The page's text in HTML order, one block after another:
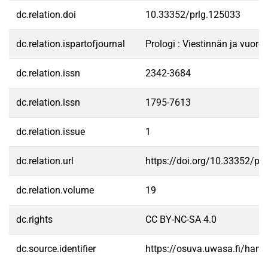
dc.relation.doi 10.33352/prlg.125033
dc.relation.ispartofjournal Prologi : Viestinnän ja
dc.relation.issn 2342-3684
dc.relation.issn 1795-7613
dc.relation.issue 1
dc.relation.url https://doi.org/10.33352/
dc.relation.volume 19
dc.rights CC BY-NC-SA 4.0
dc.source.identifier https://osuva.uwasa.fi/